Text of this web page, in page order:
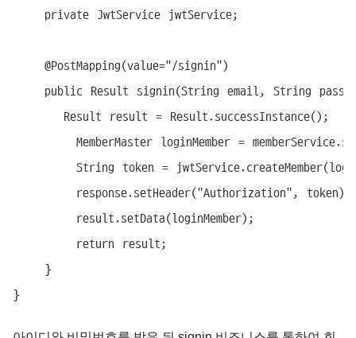
    private JwtService jwtService;
    @PostMapping(value="/signin")
public Result signin(String email, String
MemberMaster loginMember =
String token =
        response.setHeader("Authorization", token);
        result.setData(loginMember);
        return result;
    }
}